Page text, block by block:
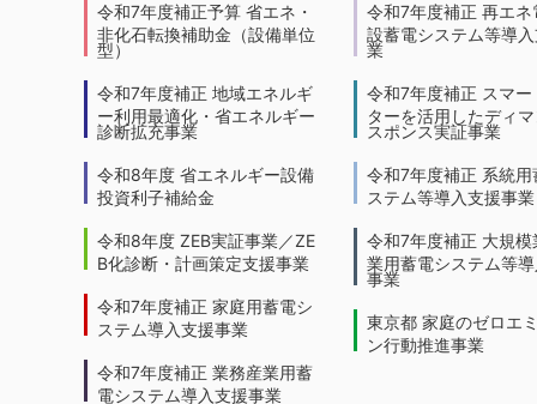
令和7年度補正予算 省エネ・
非化石転換補助金（設備単位
型）
令和7年度補正 地域エネルギ
ー利用最適化・省エネルギー
診断拡充事業
令和8年度 省エネルギー設備
投資利子補給金
令和8年度 ZEB実証事業／ZE
B化診断・計画策定支援事業
令和7年度補正 家庭用蓄電シ
ステム導入支援事業
令和7年度補正 業務産業用蓄
電システム導入支援事業
令和7年度補正 再エネ
設蓄電システム等導
業
令和7年度補正 スマー
ターを活用したディ
スポンス実証事業
令和7年度補正 系統用
ステム等導入支援事業
令和7年度補正 大規模
業用蓄電システム等
事業
東京都 家庭のゼロエ
ン行動推進事業